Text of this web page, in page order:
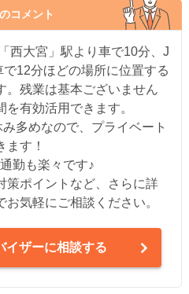
コメント
西大宮」駅より車で10分、J
12分ほどの場所に位置する
。残業は基本ございません
有効活用できます。
多めなので、プライベート
す！
勤も楽々です♪
策ポイントなど、さらに詳
気軽にご相談ください。
イザーに相談する